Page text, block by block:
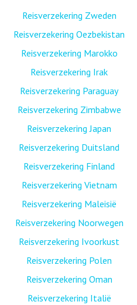
Reisverzekering Zweden
Reisverzekering Oezbekistan
Reisverzekering Marokko
Reisverzekering Irak
Reisverzekering Paraguay
Reisverzekering Zimbabwe
Reisverzekering Japan
Reisverzekering Duitsland
Reisverzekering Finland
Reisverzekering Vietnam
Reisverzekering Maleisië
Reisverzekering Noorwegen
Reisverzekering Ivoorkust
Reisverzekering Polen
Reisverzekering Oman
Reisverzekering Italië